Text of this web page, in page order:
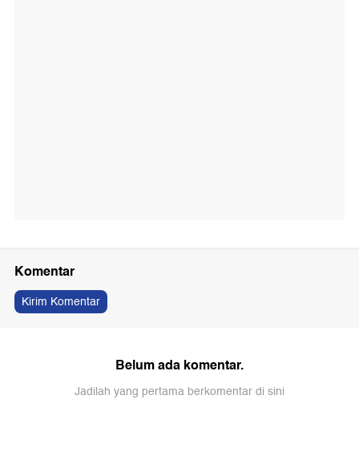
Komentar
Kirim Komentar
Belum ada komentar.
Jadilah yang pertama berkomentar di sini